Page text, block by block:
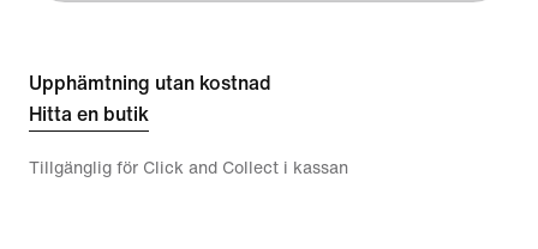
Upphämtning utan kostnad
Hitta en butik
Tillgänglig för Click and Collect i kassan